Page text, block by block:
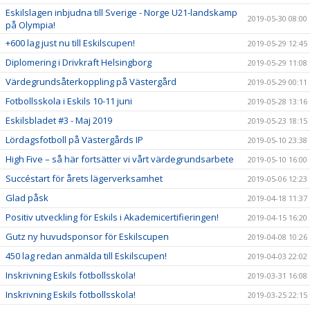
Eskilslagen inbjudna till Sverige - Norge U21-landskamp
på Olympia!
2019-05-30 08:00
+600 lag just nu till Eskilscupen! 2019-05-29 12:45
Diplomering i Drivkraft Helsingborg 2019-05-29 11:08
Värdegrundsåterkoppling på Västergård 2019-05-29 00:11
Fotbollsskola i Eskils 10-11 juni 2019-05-28 13:16
Eskilsbladet #3 - Maj 2019 2019-05-23 18:15
Lördagsfotboll på Västergårds IP 2019-05-10 23:38
High Five – så här fortsätter vi vårt värdegrundsarbete 2019-05-10 16:00
Succéstart för årets lägerverksamhet 2019-05-06 12:23
Glad påsk 2019-04-18 11:37
Positiv utveckling för Eskils i Akademicertifieringen! 2019-04-15 16:20
Gutz ny huvudsponsor för Eskilscupen 2019-04-08 10:26
450 lag redan anmälda till Eskilscupen! 2019-04-03 22:02
Inskrivning Eskils fotbollsskola! 2019-03-31 16:08
Inskrivning Eskils fotbollsskola! 2019-03-25 22:15